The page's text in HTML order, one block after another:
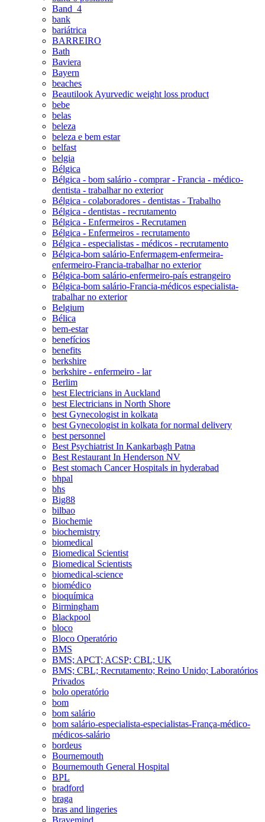
Band_4
bank
bariátrica
BARREIRO
Bath
Baviera
Bayern
beaches
Beautilook Ayurvedic weight loss product
bebe
belas
beleza
beleza e bem estar
belfast
belgia
Bélgica
Bélgica - bom salário - comprar - Francia - médico-
dentista - trabalhar no exterior
Bélgica - colaboradores - dentistas - Trabalho
Bélgica - dentistas - recrutamento
Bélgica - Enfermeiros - Recrutamen
Bélgica - Enfermeiros - recrutamento
Bélgica - especialistas - médicos - recrutamento
Bélgica-bom salário-Enfermagem-enfermeira-
enfermeiro-Francia-trabalhar no exterior
Bélgica-bom salário-enfermeiro-país estrangeiro
Bélgica-bom salário-Francia-médicos especialista-
trabalhar no exterior
Belgium
Bélica
bem-estar
benefícios
benefits
berkshire
berkshire - enfermeiro - lar
Berlim
best Electricians in Auckland
best Electricians in North Shore
best Gynecologist in kolkata
best Gynecologist in kolkata for normal delivery
best personnel
Best Psychiatrist In Kankarbagh Patna
Best Restaurant In Henderson NV
Best stomach Cancer Hospitals in hyderabad
bhpal
bhs
Big88
bilbao
Biochemie
biochemistry
biomedical
Biomedical Scientist
Biomedical Scientists
biomedical-science
biomédico
bioquímica
Birmingham
Blackpool
bloco
Bloco Operatório
BMS
BMS; APCT; ACSP; CBL; UK
BMS; CBL; Recrutamento; Reino Unido; Laboratórios
Privados
bolo operatório
bom
bom salário
bom salário-especialista-especialistas-França-médico-
médicos-salário
bordeus
Bournemouth
Bournemouth General Hospital
BPL
bradford
braga
bras and lingeries
Bravemind